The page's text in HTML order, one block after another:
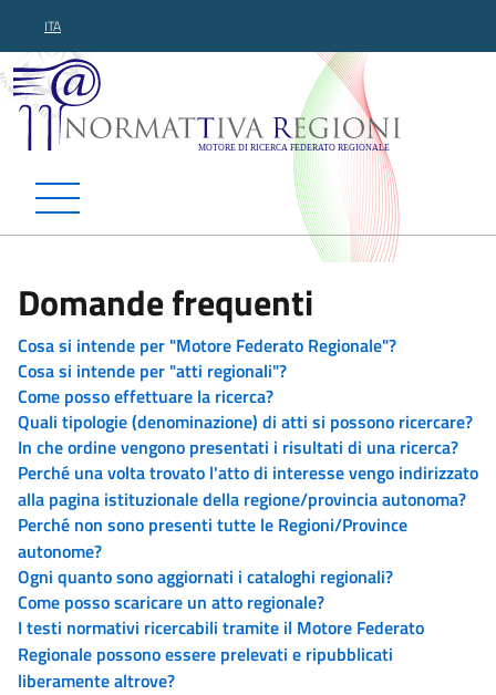
ITA
Normattiva Regioni -
Domande frequenti
Cosa si intende per "Motore Federato Regionale"?
Cosa si intende per "atti regionali"?
Come posso effettuare la ricerca?
Quali tipologie (denominazione) di atti si possono ricercare?
In che ordine vengono presentati i risultati di una ricerca?
Perché una volta trovato l'atto di interesse vengo indirizzato
alla pagina istituzionale della regione/provincia autonoma?
Perché non sono presenti tutte le Regioni/Province
autonome?
Ogni quanto sono aggiornati i cataloghi regionali?
Come posso scaricare un atto regionale?
I testi normativi ricercabili tramite il Motore Federato
Regionale possono essere prelevati e ripubblicati
liberamente altrove?